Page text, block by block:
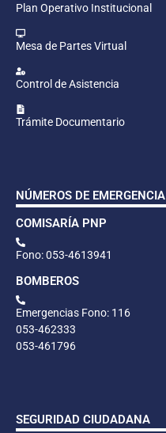
Plan Operativo Institucional
Mesa de Partes Virtual
Control de Asistencia
Trámite Documentario
NÚMEROS DE EMERGENCIA
COMISARÍA PNP
Fono: 053-4613941
BOMBEROS
Emergencias Fono: 116
053-462333
053-461796
SEGURIDAD CIUDADANA